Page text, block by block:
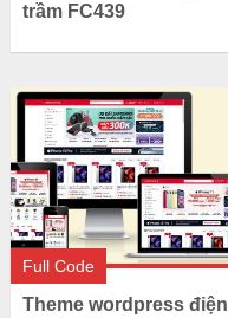
trầm FC439
Full Code
Theme wordpress điện